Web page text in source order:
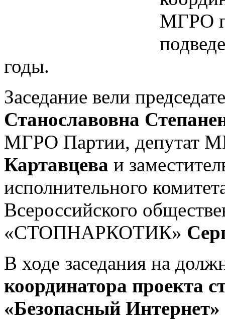
МГРО
годы.
Заседание вели
Станославовна
МГРО Партии, депутат
Картавцева и
исполнительного
Всероссийского
«СТОПНАРКОТИК»
В ходе заседания на
координатора проекта
«Безопасный Интернет»